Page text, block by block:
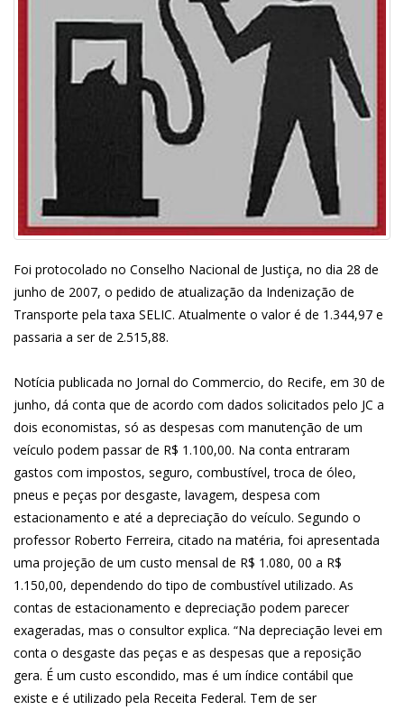
Foi protocolado no Conselho Nacional de Justiça, no dia 28 de
junho de 2007, o pedido de atualização da Indenização de
Transporte pela taxa SELIC. Atualmente o valor é de 1.344,97 e
passaria a ser de 2.515,88.
Notícia publicada no Jornal do Commercio, do Recife, em 30 de
junho, dá conta que de acordo com dados solicitados pelo JC a
dois economistas, só as despesas com manutenção de um
veículo podem passar de R$ 1.100,00. Na conta entraram
gastos com impostos, seguro, combustível, troca de óleo,
pneus e peças por desgaste, lavagem, despesa com
estacionamento e até a depreciação do veículo. Segundo o
professor Roberto Ferreira, citado na matéria, foi apresentada
uma projeção de um custo mensal de R$ 1.080, 00 a R$
1.150,00, dependendo do tipo de combustível utilizado. As
contas de estacionamento e depreciação podem parecer
exageradas, mas o consultor explica. “Na depreciação levei em
conta o desgaste das peças e as despesas que a reposição
gera. É um custo escondido, mas é um índice contábil que
existe e é utilizado pela Receita Federal. Tem de ser